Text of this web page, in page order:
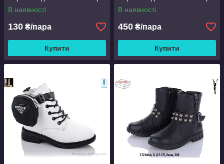
В наявності
130 ₴/пара
Купити
В наявності
450 ₴/пара
Купити